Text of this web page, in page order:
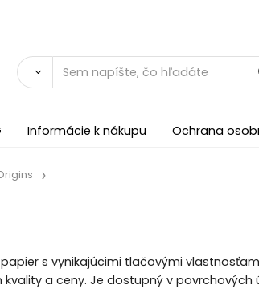
Informácie k nákupu Ochrana
s vynikajúcimi tlačovými
a ceny. Je dostupný v